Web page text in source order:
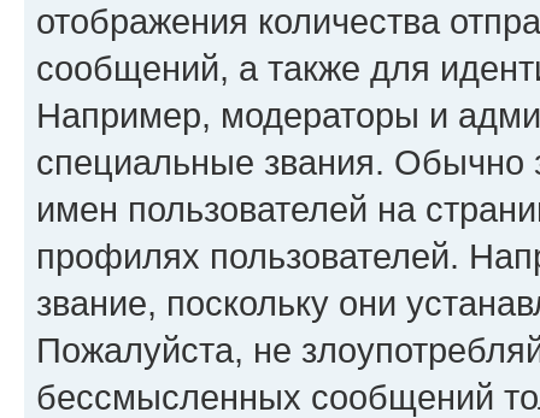
отображения количества
сообщений, а также для
Например, модераторы и
специальные звания. Обычно
имен пользователей на
профилях пользователей.
звание, поскольку они
Пожалуйста, не
бессмысленных сообщений